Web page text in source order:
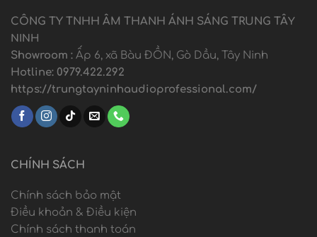
CÔNG TY TNHH ÂM THANH ÁNH SÁNG TRUNG TÂY
NINH
Showroom : Ấp 6, xã Bàu ĐỒN, Gò Dầu, Tây Ninh
Hotline: 0979.422.292
https://trungtayninhaudioprofessional.com/
CHÍNH SÁCH
Chính sách bảo mật
Điều khoản & Điều kiện
Chính sách thanh toán